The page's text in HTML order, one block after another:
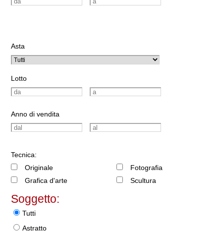
Asta
Lotto
Anno di vendita
Tecnica:
Originale
Grafica d'arte
Fotografia
Scultura
Soggetto:
Tutti
Astratto